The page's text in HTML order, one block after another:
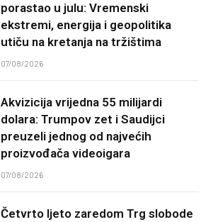
porastao u julu: Vremenski
ekstremi, energija i geopolitika
utiču na kretanja na tržištima
07/08/2026
Akvizicija vrijedna 55 milijardi
dolara: Trumpov zet i Saudijci
preuzeli jednog od najvećih
proizvođača videoigara
07/08/2026
Četvrto ljeto zaredom Trg slobode